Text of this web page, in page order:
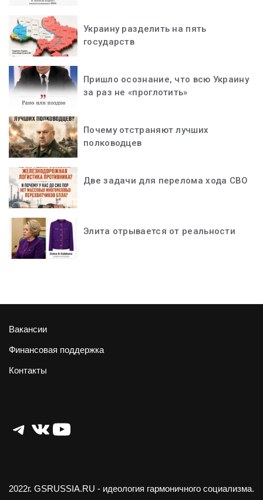
Украину разделить на пять
государств
Пришло осознание, что всю Украину
за раз не «проглотить»
Почему отстраняют лучших
полководцев
Две задачи для перелома хода СВО
Элита отрывается от реальности
Вакансии
Финансовая поддержка
Контакты
Telegram
ВКонтакте
YouTube
2022г. GSRUSSIA.RU - идеология гармоничного социализма.